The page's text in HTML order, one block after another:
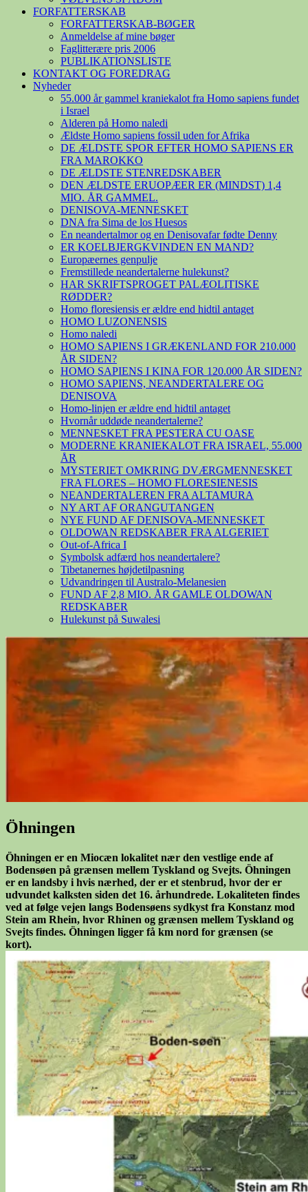
FORFATTERSKAB
FORFATTERSKAB-BØGER
Anmeldelse af mine bøger
Faglitterære pris 2006
PUBLIKATIONSLISTE
KONTAKT OG FOREDRAG
Nyheder
55.000 år gammel kraniekalot fra Homo sapiens fundet
i Israel
Alderen på Homo naledi
Ældste Homo sapiens fossil uden for Afrika
DE ÆLDSTE SPOR EFTER HOMO SAPIENS ER
FRA MAROKKO
DE ÆLDSTE STENREDSKABER
DEN ÆLDSTE ERUOPÆER ER (MINDST) 1,4
MIO. ÅR GAMMEL.
DENISOVA-MENNESKET
DNA fra Sima de los Huesos
En neandertalmor og en Denisovafar fødte Denny
ER KOELBJERGKVINDEN EN MAND?
Europæernes genpulje
Fremstillede neandertalerne hulekunst?
HAR SKRIFTSPROGET PALÆOLITISKE
RØDDER?
Homo floresiensis er ældre end hidtil antaget
HOMO LUZONENSIS
Homo naledi
HOMO SAPIENS I GRÆKENLAND FOR 210.000
ÅR SIDEN?
HOMO SAPIENS I KINA FOR 120.000 ÅR SIDEN?
HOMO SAPIENS, NEANDERTALERE OG
DENISOVA
Homo-linjen er ældre end hidtil antaget
Hvornår uddøde neandertalerne?
MENNESKET FRA PESTERA CU OASE
MODERNE KRANIEKALOT FRA ISRAEL, 55.000
ÅR
MYSTERIET OMKRING DVÆRGMENNESKET
FRA FLORES – HOMO FLORESIENESIS
NEANDERTALEREN FRA ALTAMURA
NY ART AF ORANGUTANGEN
NYE FUND AF DENISOVA-MENNESKET
OLDOWAN REDSKABER FRA ALGERIET
Out-of-Africa I
Symbolsk adfærd hos neandertalere?
Tibetanernes højdetilpasning
Udvandringen til Australo-Melanesien
FUND AF 2,8 MIO. ÅR GAMLE OLDOWAN
REDSKABER
Hulekunst på Suwalesi
Öhningen
Öhningen er en Miocæn lokalitet nær den vestlige ende af
Bodensøen på grænsen mellem Tyskland og Svejts. Öhningen
er en landsby i hvis nærhed, der er et stenbrud, hvor der er
udvundet kalksten siden det 16. århundrede. Lokaliteten findes
ved at følge vejen langs Bodensøens sydkyst fra Konstanz mod
Stein am Rhein, hvor Rhinen og grænsen mellem Tyskland og
Svejts findes. Öhningen ligger få km nord for grænsen (se
kort).